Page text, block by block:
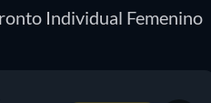
Individual Femenino